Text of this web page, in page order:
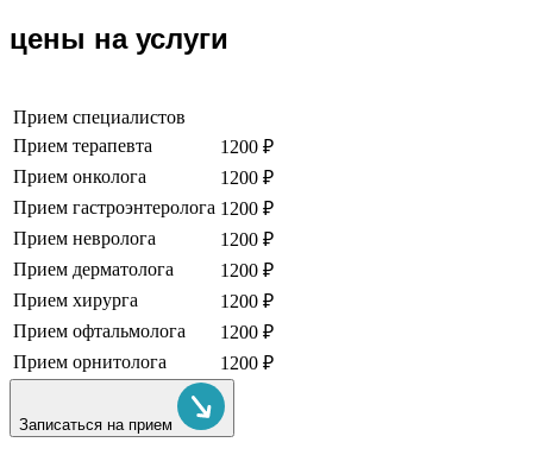
цены на услуги
Прием специалистов
Прием терапевта
1200 ₽
Прием онколога
1200 ₽
Прием гастроэнтеролога 1200 ₽
Прием невролога
1200 ₽
Прием дерматолога
1200 ₽
Прием хирурга
1200 ₽
Прием офтальмолога
1200 ₽
Прием орнитолога
1200 ₽
Записаться на прием